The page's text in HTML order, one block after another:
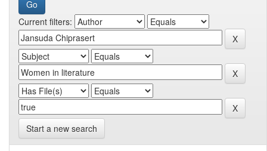
Current filters:
Start a new search